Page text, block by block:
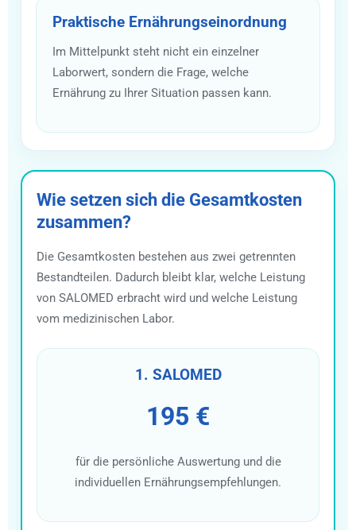
Praktische Ernährungseinordnung
Im Mittelpunkt steht nicht ein einzelner
Laborwert, sondern die Frage, welche
Ernährung zu Ihrer Situation passen kann.
Wie setzen sich die Gesamtkosten
zusammen?
Die Gesamtkosten bestehen aus zwei getrennten
Bestandteilen. Dadurch bleibt klar, welche Leistung
von SALOMED erbracht wird und welche Leistung
vom medizinischen Labor.
1. SALOMED
195 €
für die persönliche Auswertung und die
individuellen Ernährungsempfehlungen.